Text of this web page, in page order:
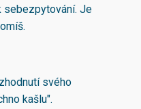
sebezpytování. Je
svého
kašlu".